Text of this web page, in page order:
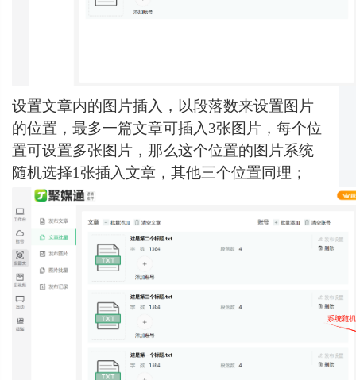
设置文章内的图片插入，以段落数来设置图片
的位置，最多一篇文章可插入3张图片，每个位
置可设置多张图片，那么这个位置的图片系统
随机选择1张插入文章，其他三个位置同理；